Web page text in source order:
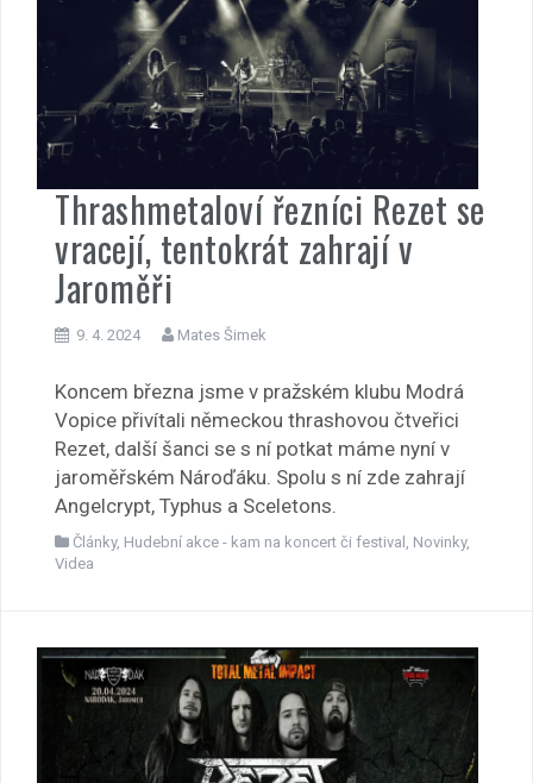
Thrashmetaloví řezníci Rezet se
vracejí, tentokrát zahrají v
Jaroměři
9. 4. 2024 Mates Šimek
Koncem března jsme v pražském klubu Modrá
Vopice přivítali německou thrashovou čtveřici
Rezet, další šanci se s ní potkat máme nyní v
jaroměřském Nároďáku. Spolu s ní zde zahrají
Angelcrypt, Typhus a Sceletons.
Články, Hudební akce - kam na koncert či festival Novinky,
Videa